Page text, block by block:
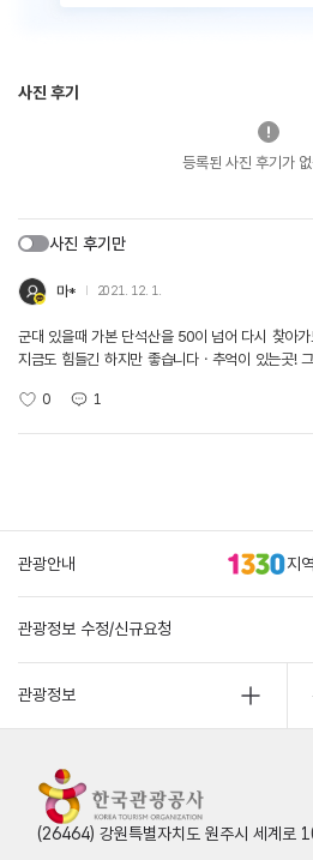
사진 후기
등록된 사진 후기가
사진 후기만
마* 2021. 12. 1.
군대 있을때 가본 단석산을 50이 넘어 다시 찾아
지금도 힘들긴 하지만 좋습니다ㆍ추억이 있는곳!
0 1
관광안내 지
관광정보 수정/신규요청
관광정보
(26464) 강원특별자치도 원주시 세계로